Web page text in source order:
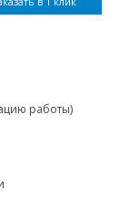
работы)